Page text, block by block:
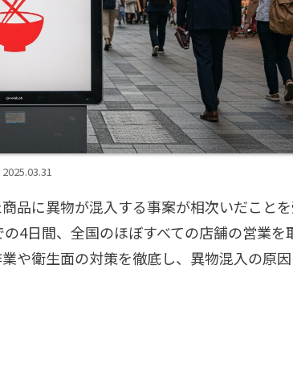
2025.03.31
品に異物が混入する事案が相次いだことを
4日間、全国のほぼすべての店舗の営業を
や衛生面の対策を徹底し、異物混入の原